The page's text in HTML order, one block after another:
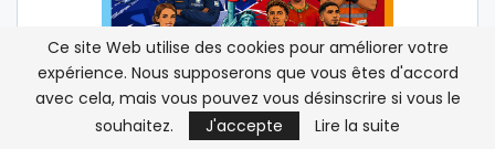
Ce site Web utilise des cookies pour améliorer votre
expérience. Nous supposerons que vous êtes d'accord
avec cela, mais vous pouvez vous désinscrire si vous le
souhaitez.
J'accepte Lire la suite